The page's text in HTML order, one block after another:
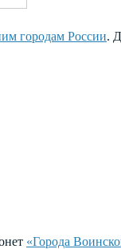
городам России.
«Города